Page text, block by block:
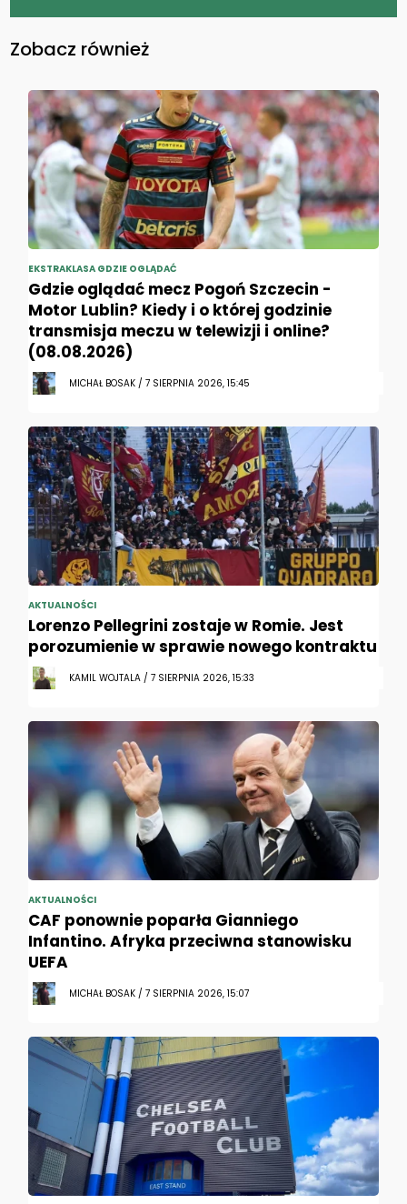
Zobacz również
EKSTRAKLASA GDZIE OGLĄDAĆ
Gdzie oglądać mecz Pogoń Szczecin -
Motor Lublin? Kiedy i o której godzinie
transmisja meczu w telewizji i online?
(08.08.2026)
MICHAŁ BOSAK / 7 SIERPNIA 2026, 15:45
AKTUALNOŚCI
Lorenzo Pellegrini zostaje w Romie. Jest
porozumienie w sprawie nowego kontraktu
KAMIL WOJTALA / 7 SIERPNIA 2026, 15:33
AKTUALNOŚCI
CAF ponownie poparła Gianniego
Infantino. Afryka przeciwna stanowisku
UEFA
MICHAŁ BOSAK / 7 SIERPNIA 2026, 15:07